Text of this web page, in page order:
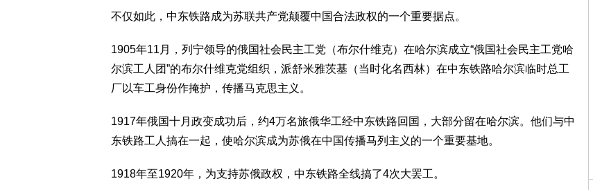
不仅如此，中东铁路成为苏联共产党颠覆中国合法政权的一个重要据点。
1905年11月，列宁领导的俄国社会民主工党（布尔什维克）在哈尔滨成立“俄国社会民主工党哈
尔滨工人团”的布尔什维克党组织，派舒米雅茨基（当时化名西林）在中东铁路哈尔滨临时总工
厂以车工身份作掩护，传播马克思主义。
1917年俄国十月政变成功后，约4万名旅俄华工经中东铁路回国，大部分留在哈尔滨。他们与中
东铁路工人搞在一起，使哈尔滨成为苏俄在中国传播马列主义的一个重要基地。
1918年至1920年，为支持苏俄政权，中东铁路全线搞了4次大罢工。